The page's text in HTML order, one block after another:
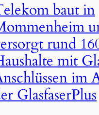
baut in
rund
mit
im
GlasfaserPlus